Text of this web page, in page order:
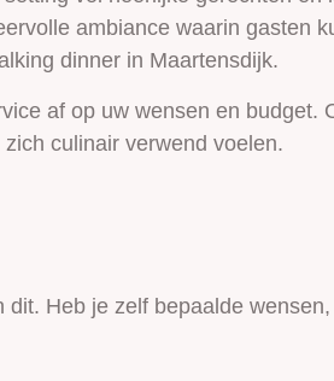
ambiance waarin gasten
dinner in Maartensdijk.
af op uw wensen en budget.
culinair verwend voelen.
Heb je zelf bepaalde